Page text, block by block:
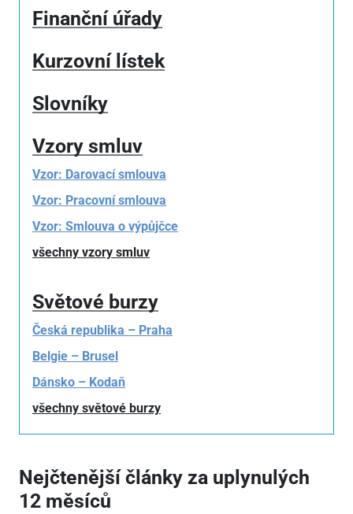
Finanční úřady
Kurzovní lístek
Slovníky
Vzory smluv
Vzor: Darovací smlouva
Vzor: Pracovní smlouva
Vzor: Smlouva o výpůjčce
všechny vzory smluv
Světové burzy
Česká republika – Praha
Belgie – Brusel
Dánsko – Kodaň
všechny světové burzy
Nejčtenější články za uplynulých
12 měsíců